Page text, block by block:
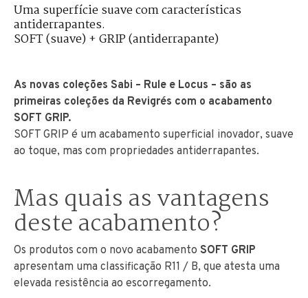
Uma superfície suave com características
antiderrapantes.
SOFT (suave) + GRIP (antiderrapante)
As novas coleções Sabi – Rule e Locus – são as
primeiras coleções da Revigrés com o acabamento
SOFT GRIP.
SOFT GRIP é um acabamento superficial inovador, suave
ao toque, mas com propriedades antiderrapantes.
Mas quais as vantagens
deste acabamento?
Os produtos com o novo acabamento SOFT GRIP
apresentam uma classificação R11 / B, que atesta uma
elevada resistência ao escorregamento.